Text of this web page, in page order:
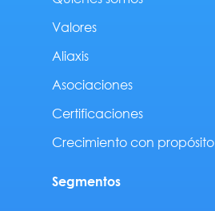
Valores
Aliaxis
Asociaciones
Certificaciones
Crecimiento con propósito
Segmentos